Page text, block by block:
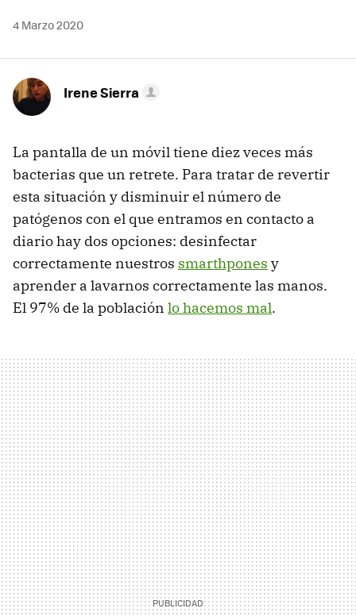
4 Marzo 2020
Irene Sierra
La pantalla de un móvil tiene diez veces más
bacterias que un retrete. Para tratar de revertir
esta situación y disminuir el número de
patógenos con el que entramos en contacto a
diario hay dos opciones: desinfectar
correctamente nuestros smarthpones y
aprender a lavarnos correctamente las manos.
El 97% de la población lo hacemos mal.